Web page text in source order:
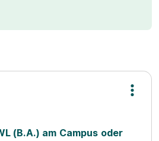
(B.A.) am Campus oder